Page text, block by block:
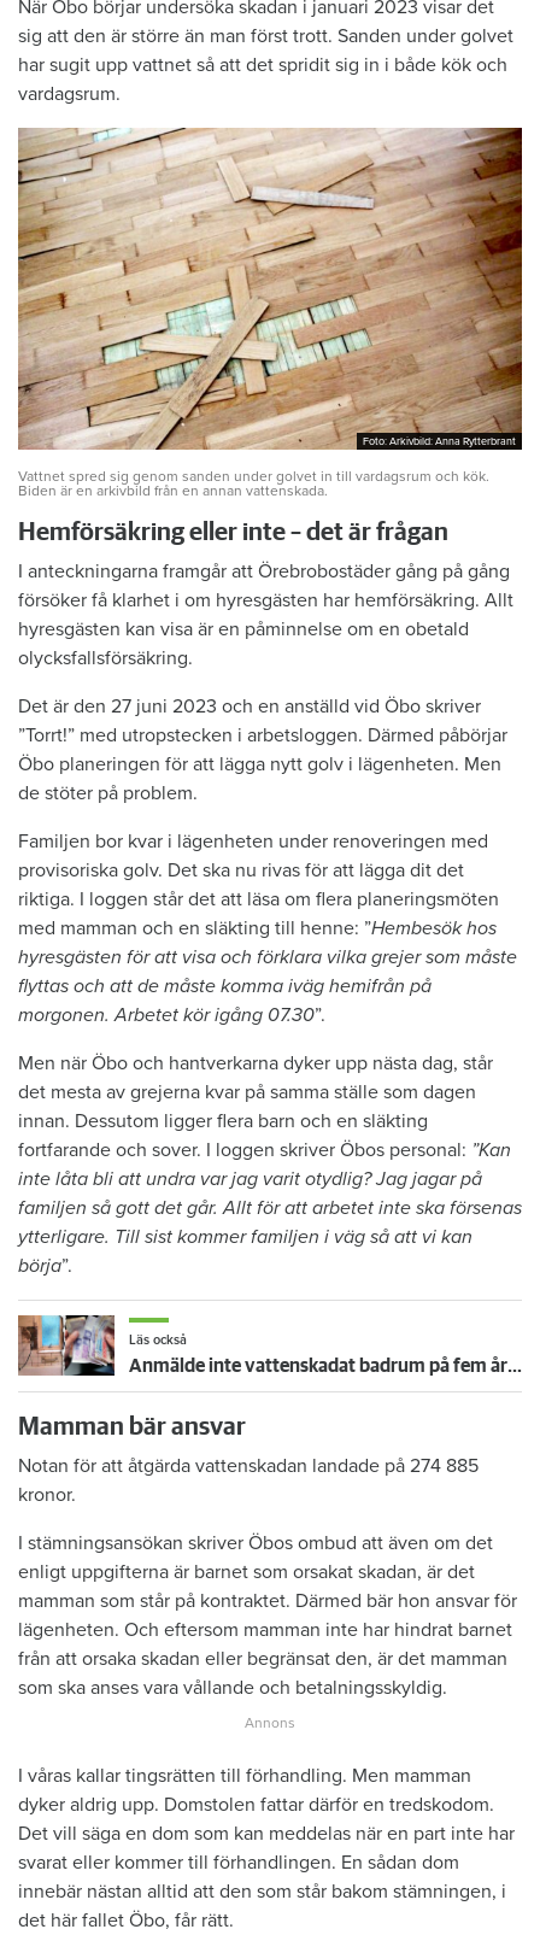
När Öbo börjar undersöka skadan i januari 2023 visar det
sig att den är större än man först trott. Sanden under golvet
har sugit upp vattnet så att det spridit sig in i både kök och
vardagsrum.
Foto: Arkivbild: Anna Rytterbrant
Foto: Arkivbild: Anna Rytterbrant
Vattnet spred sig genom sanden under golvet in till vardagsrum och kök.
Biden är en arkivbild från en annan vattenskada.
Hemförsäkring eller inte – det är frågan
I anteckningarna framgår att Örebrobostäder gång på gång
försöker få klarhet i om hyresgästen har hemförsäkring. Allt
hyresgästen kan visa är en påminnelse om en obetald
olycksfallsförsäkring.
Det är den 27 juni 2023 och en anställd vid Öbo skriver
”Torrt!” med utropstecken i arbetsloggen. Därmed påbörjar
Öbo planeringen för att lägga nytt golv i lägenheten. Men
de stöter på problem.
Familjen bor kvar i lägenheten under renoveringen med
provisoriska golv. Det ska nu rivas för att lägga dit det
riktiga. I loggen står det att läsa om flera planeringsmöten
med mamman och en släkting till henne: ”Hembesök hos
hyresgästen för att visa och förklara vilka grejer som måste
flyttas och att de måste komma iväg hemifrån på
morgonen. Arbetet kör igång 07.30”.
Men när Öbo och hantverkarna dyker upp nästa dag, står
det mesta av grejerna kvar på samma ställe som dagen
innan. Dessutom ligger flera barn och en släkting
fortfarande och sover. I loggen skriver Öbos personal: ”Kan
inte låta bli att undra var jag varit otydlig? Jag jagar på
familjen så gott det går. Allt för att arbetet inte ska försenas
ytterligare. Till sist kommer familjen i väg så att vi kan
börja”.
Läs också
Anmälde inte vattenskadat badrum på fem år – krävs på 125 000 kronor
Mamman bär ansvar
Notan för att åtgärda vattenskadan landade på 274 885
kronor.
I stämningsansökan skriver Öbos ombud att även om det
enligt uppgifterna är barnet som orsakat skadan, är det
mamman som står på kontraktet. Därmed bär hon ansvar för
lägenheten. Och eftersom mamman inte har hindrat barnet
från att orsaka skadan eller begränsat den, är det mamman
som ska anses vara vållande och betalningsskyldig.
I våras kallar tingsrätten till förhandling. Men mamman
dyker aldrig upp. Domstolen fattar därför en tredskodom.
Det vill säga en dom som kan meddelas när en part inte har
svarat eller kommer till förhandlingen. En sådan dom
innebär nästan alltid att den som står bakom stämningen, i
det här fallet Öbo, får rätt.